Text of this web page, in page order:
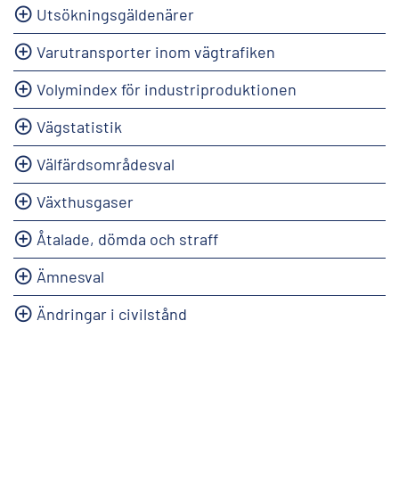
Utsökningsgäldenärer
Varutransporter inom vägtrafiken
Volymindex för industriproduktionen
Vägstatistik
Välfärdsområdesval
Växthusgaser
Åtalade, dömda och straff
Ämnesval
Ändringar i civilstånd